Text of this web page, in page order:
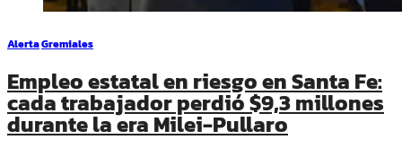
AlertaGremiales
Empleo estatal en riesgo en Santa Fe:
cada trabajador perdió $9,3 millones
durante la era Milei-Pullaro